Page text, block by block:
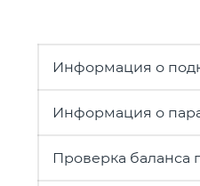
Информация о
Информация о
Проверка баланса